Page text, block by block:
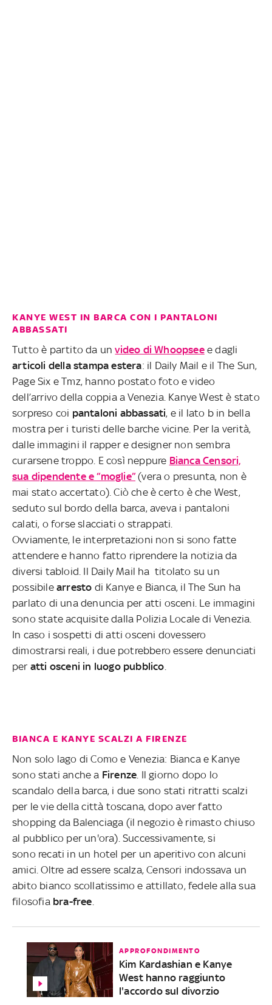
KANYE WEST IN BARCA CON I PANTALONI
ABBASSATI
Tutto è partito da unvideo di Whoopseee dagli
articoli della stampa estera: il Daily Mail e il The Sun,
Page Six e Tmz, hanno postato foto e video
dell’arrivo della coppia a Venezia. Kanye West è stato
sorpreso coi pantaloni abbassati, e il lato b in bella
mostra per i turisti delle barche vicine. Per la verità,
dalle immagini il rapper e designer non sembra
curarsene troppo. E così neppure Bianca Censori,
sua dipendente e “moglie” (vera o presunta, non è
mai stato accertato). Ciò che è certo è che West,
seduto sul bordo della barca, aveva i pantaloni
calati, o forse slacciati o strappati.
Ovviamente, le interpretazioni non si sono fatte
attendere e hanno fatto riprendere la notizia da
diversi tabloid. Il Daily Mail ha titolato su un
possibile arresto di Kanye e Bianca, il The Sun ha
parlato di una denuncia per atti osceni. Le immagini
sono state acquisite dalla Polizia Locale di Venezia.
In caso i sospetti di atti osceni dovessero
dimostrarsi reali, i due potrebbero essere denunciati
per atti osceni in luogo pubblico
BIANCA E KANYE SCALZI A FIRENZE
Non solo lago di Como e Venezia: Bianca e Kanye
sono stati anche a Firenze . Il giorno dopo lo
scandalo della barca, i due sono stati ritratti scalzi
per le vie della città toscana, dopo aver fatto
shopping da Balenciaga (il negozio è rimasto chiuso
al pubblico per un'ora). Successivamente, si
sono recati in un hotel per un aperitivo con alcuni
amici. Oltre ad essere scalza, Censori indossava un
abito bianco scollatissimo e attillato, fedele alla sua
filosofia bra-free
APPROFONDIMENTO
Kim Kardashian e Kanye
West hanno raggiunto
l'accordo sul divorzio